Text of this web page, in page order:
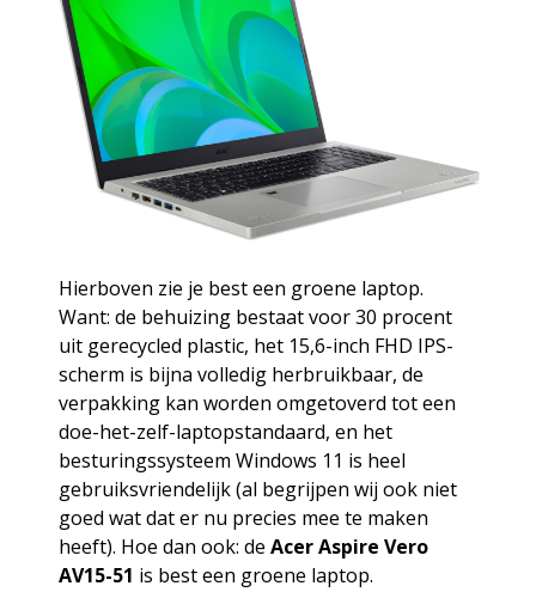
Hierboven zie je best een groene laptop.
Want: de behuizing bestaat voor 30 procent
uit gerecycled plastic, het 15,6-inch FHD IPS-
scherm is bijna volledig herbruikbaar, de
verpakking kan worden omgetoverd tot een
doe-het-zelf-laptopstandaard, en het
besturingssysteem Windows 11 is heel
gebruiksvriendelijk (al begrijpen wij ook niet
goed wat dat er nu precies mee te maken
heeft). Hoe dan ook: deAcer Aspire Vero
AV15-51 is best een groene laptop.